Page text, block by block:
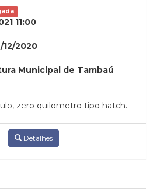
11:00
12/2020
Municipal de Tambaú
zero quilometro tipo hatch.
Detalhes